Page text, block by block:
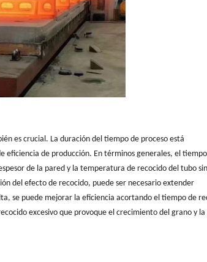
es crucial. La duración del tiempo de proceso está
eficiencia de producción. En términos generales, el
de la pared y la temperatura de recocido del tubo sin
del efecto de recocido, puede ser necesario extender
se puede mejorar la eficiencia acortando el tiempo de
excesivo que provoque el crecimiento del grano y la